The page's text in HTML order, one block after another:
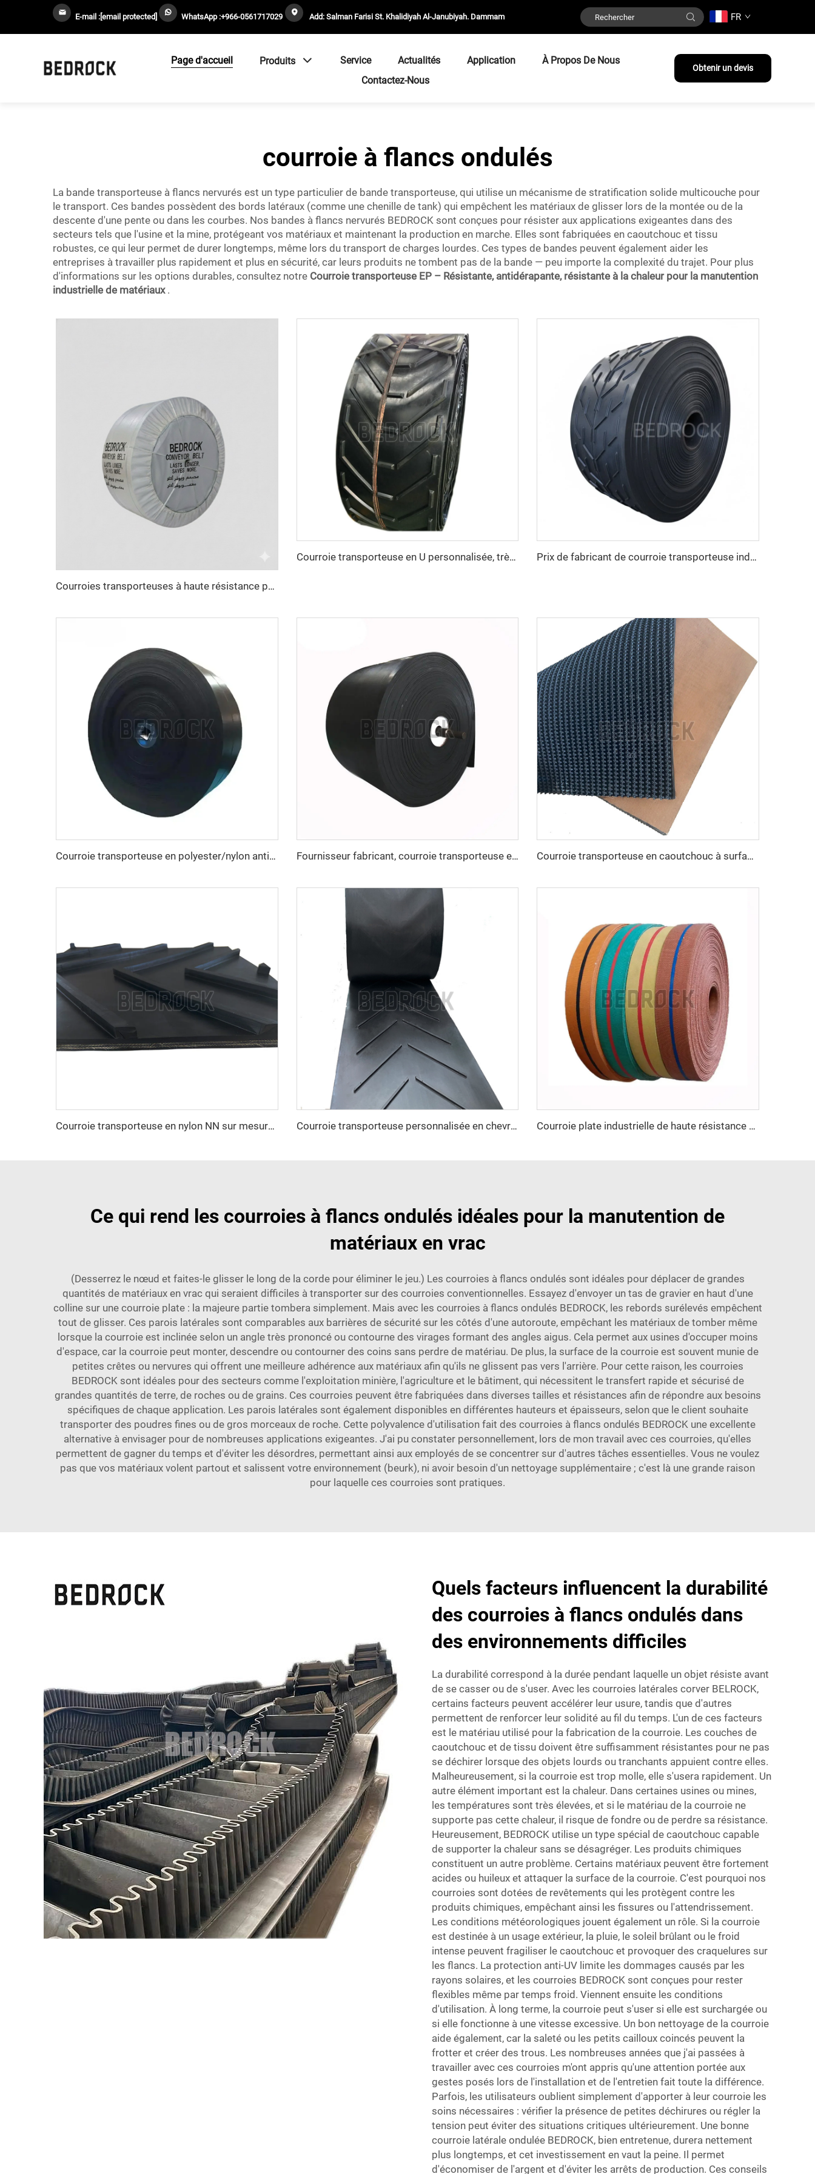
E-mail : [email protected] WhatsApp :+966-0561717029 Add: Salman Farisi St. Khalidiyah Al-Janubiyah. Dammam FR
Page d'accueil Produits Service Actualités Application
À Propos De Nous
Contactez-Nous
Obtenir un devis
courroie à flancs ondulés
La bande transporteuse à flancs nervurés est un type particulier de bande transporteuse, qui utilise un mécanisme de stratification solide multicouche pour
le transport. Ces bandes possèdent des bords latéraux (comme une chenille de tank) qui empêchent les matériaux de glisser lors de la montée ou de la
descente d'une pente ou dans les courbes. Nos bandes à flancs nervurés BEDROCK sont conçues pour résister aux applications exigeantes dans des
secteurs tels que l'usine et la mine, protégeant vos matériaux et maintenant la production en marche. Elles sont fabriquées en caoutchouc et tissu
robustes, ce qui leur permet de durer longtemps, même lors du transport de charges lourdes. Ces types de bandes peuvent également aider les
entreprises à travailler plus rapidement et plus en sécurité, car leurs produits ne tombent pas de la bande — peu importe la complexité du trajet. Pour plus
d'informations sur les options durables, consultez notre Courroie transporteuse EP – Résistante, antidérapante, résistante à la chaleur pour la manutention
industrielle de matériaux .
Courroies transporteuses à haute résistance pour le transport sur de longues distances en conditions climatiques chaudes
Courroie transporteuse en U personnalisée, très durable, pour matériaux à haute température Prix de fabricant de courroie transporteuse industrielle, courroie transporteuse en caoutchouc à nervures EP250 robuste pour exploitation minière
Courroie transporteuse en polyester/nylon anti-déchirure sur mesure pour ligne de concassage de carrière destinée aux industries manufacturières et de détail Fournisseur fabricant, courroie transporteuse en caoutchouc avec câbles d'acier robuste pour industries minières Courroie transporteuse en caoutchouc à surface rugueuse
Courroie transporteuse en nylon NN sur mesure, résistante à l'abrasion, motif en chevrons pour l'exploitation minière Courroie transporteuse personnalisée en chevrons, très durable, pour matériaux à haute température Courroie plate industrielle de haute résistance à la traction, personnalisable, courroie de transmission en nylon OEM pour l'industrie textile
Ce qui rend les courroies à flancs ondulés idéales pour la manutention de
matériaux en vrac
(Desserrez le nœud et faites-le glisser le long de la corde pour éliminer le jeu.) Les courroies à flancs ondulés sont idéales pour déplacer de grandes
quantités de matériaux en vrac qui seraient difficiles à transporter sur des courroies conventionnelles. Essayez d'envoyer un tas de gravier en haut d'une
colline sur une courroie plate : la majeure partie tombera simplement. Mais avec les courroies à flancs ondulés BEDROCK, les rebords surélevés empêchent
tout de glisser. Ces parois latérales sont comparables aux barrières de sécurité sur les côtés d'une autoroute, empêchant les matériaux de tomber même
lorsque la courroie est inclinée selon un angle très prononcé ou contourne des virages formant des angles aigus. Cela permet aux usines d'occuper moins
d'espace, car la courroie peut monter, descendre ou contourner des coins sans perdre de matériau. De plus, la surface de la courroie est souvent munie de
petites crêtes ou nervures qui offrent une meilleure adhérence aux matériaux afin qu'ils ne glissent pas vers l'arrière. Pour cette raison, les courroies
BEDROCK sont idéales pour des secteurs comme l'exploitation minière, l'agriculture et le bâtiment, qui nécessitent le transfert rapide et sécurisé de
grandes quantités de terre, de roches ou de grains. Ces courroies peuvent être fabriquées dans diverses tailles et résistances afin de répondre aux besoins
spécifiques de chaque application. Les parois latérales sont également disponibles en différentes hauteurs et épaisseurs, selon que le client souhaite
transporter des poudres fines ou de gros morceaux de roche. Cette polyvalence d'utilisation fait des courroies à flancs ondulés BEDROCK une excellente
alternative à envisager pour de nombreuses applications exigeantes. J'ai pu constater personnellement, lors de mon travail avec ces courroies, qu'elles
permettent de gagner du temps et d'éviter les désordres, permettant ainsi aux employés de se concentrer sur d'autres tâches essentielles. Vous ne voulez
pas que vos matériaux volent partout et salissent votre environnement (beurk), ni avoir besoin d'un nettoyage supplémentaire ; c'est là une grande raison
pour laquelle ces courroies sont pratiques.
Quels facteurs influencent la durabilité
des courroies à flancs ondulés dans
des environnements difficiles
La durabilité correspond à la durée pendant laquelle un objet résiste avant
de se casser ou de s'user. Avec les courroies latérales corver BELROCK,
certains facteurs peuvent accélérer leur usure, tandis que d'autres
permettent de renforcer leur solidité au fil du temps. L'un de ces facteurs
est le matériau utilisé pour la fabrication de la courroie. Les couches de
caoutchouc et de tissu doivent être suffisamment résistantes pour ne pas
se déchirer lorsque des objets lourds ou tranchants appuient contre elles.
Malheureusement, si la courroie est trop molle, elle s'usera rapidement. Un
autre élément important est la chaleur. Dans certaines usines ou mines,
les températures sont très élevées, et si le matériau de la courroie ne
supporte pas cette chaleur, il risque de fondre ou de perdre sa résistance.
Heureusement, BEDROCK utilise un type spécial de caoutchouc capable
de supporter la chaleur sans se désagréger. Les produits chimiques
constituent un autre problème. Certains matériaux peuvent être fortement
acides ou huileux et attaquer la surface de la courroie. C'est pourquoi nos
courroies sont dotées de revêtements qui les protègent contre les
produits chimiques, empêchant ainsi les fissures ou l'attendrissement.
Les conditions météorologiques jouent également un rôle. Si la courroie
est destinée à un usage extérieur, la pluie, le soleil brûlant ou le froid
intense peuvent fragiliser le caoutchouc et provoquer des craquelures sur
les flancs. La protection anti-UV limite les dommages causés par les
rayons solaires, et les courroies BEDROCK sont conçues pour rester
flexibles même par temps froid. Viennent ensuite les conditions
d'utilisation. À long terme, la courroie peut s'user si elle est surchargée ou
si elle fonctionne à une vitesse excessive. Un bon nettoyage de la courroie
aide également, car la saleté ou les petits cailloux coincés peuvent la
frotter et créer des trous. Les nombreuses années que j'ai passées à
travailler avec ces courroies m'ont appris qu'une attention portée aux
gestes posés lors de l'installation et de l'entretien fait toute la différence.
Parfois, les utilisateurs oublient simplement d'apporter à leur courroie les
soins nécessaires : vérifier la présence de petites déchirures ou régler la
tension peut éviter des situations critiques ultérieurement. Une bonne
courroie latérale ondulée BEDROCK, bien entretenue, durera nettement
plus longtemps, et cet investissement en vaut la peine. Il permet
d'économiser de l'argent et d'éviter les arrêts de production. Ces conseils